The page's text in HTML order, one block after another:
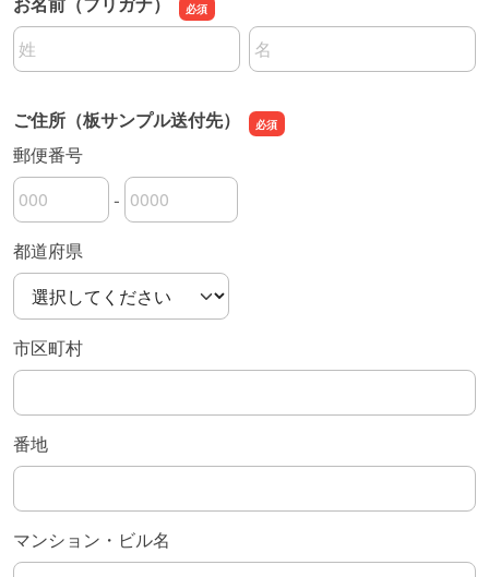
名前の姓
名前の名
ご住所（板サンプル送付先）
郵便番号
郵便番号の上3桁
-
郵便番号の下4桁
都道府県
市区町村
番地
マンション・ビル名